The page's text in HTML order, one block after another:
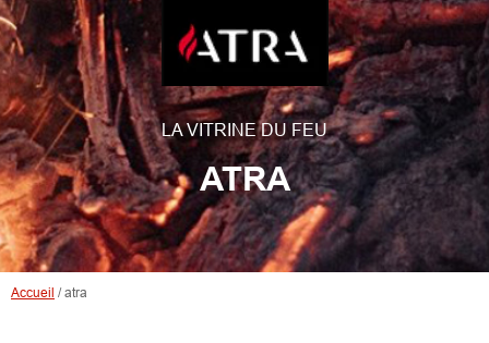
LA VITRINE DU FEU
ATRA
Accueil / atra